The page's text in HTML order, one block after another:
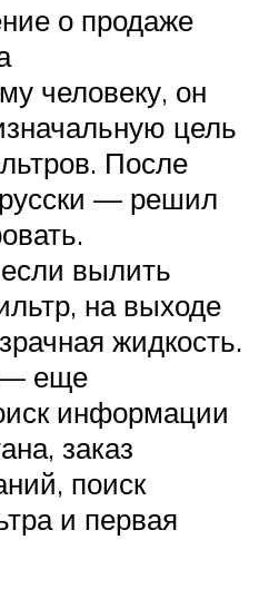
о продаже
человеку, он
цель
После
— решил
вылить
на выходе
жидкость.
еще
информации
заказ
поиск
и первая